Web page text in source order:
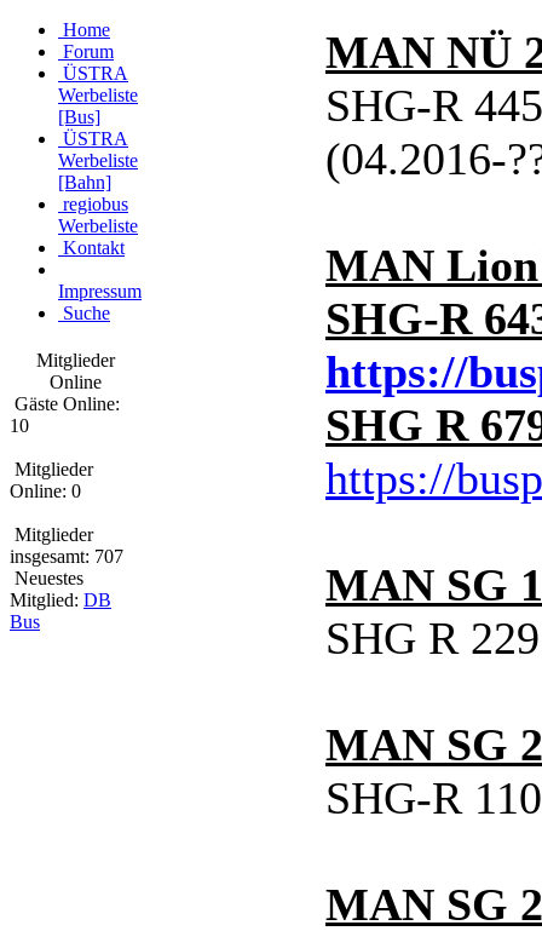
Home
Forum
ÜSTRA
Werbeliste
[Bus]
ÜSTRA
Werbeliste
[Bahn]
regiobus
Werbeliste
Kontakt
Impressum
Suche
Mitglieder
Online
Gäste Online:
10
Mitglieder
Online: 0
Mitglieder
insgesamt: 707
Neuestes
Mitglied: DB
Bus
MAN NÜ
SHG-R
(04.2016-
MAN
SHG-R
https://
SHG R
https://
MAN SG
SHG R
MAN SG
SHG-R
MAN SG